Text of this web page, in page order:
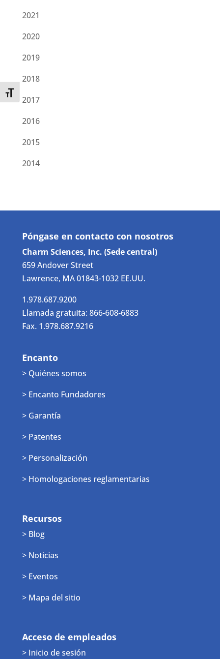
Toggle Font size
2021
2020
2019
2018
2017
2016
2015
2014
Póngase en contacto con nosotros
Charm Sciences, Inc. (Sede central)
659 Andover Street
Lawrence, MA 01843-1032 EE.UU.
1.978.687.9200
Llamada gratuita: 866-608-6883
Fax. 1.978.687.9216
Encanto
> Quiénes somos
> Encanto Fundadores
> Garantía
> Patentes
> Personalización
> Homologaciones reglamentarias
Recursos
> Blog
> Noticias
> Eventos
> Mapa del sitio
Acceso de empleados
> Inicio de sesión